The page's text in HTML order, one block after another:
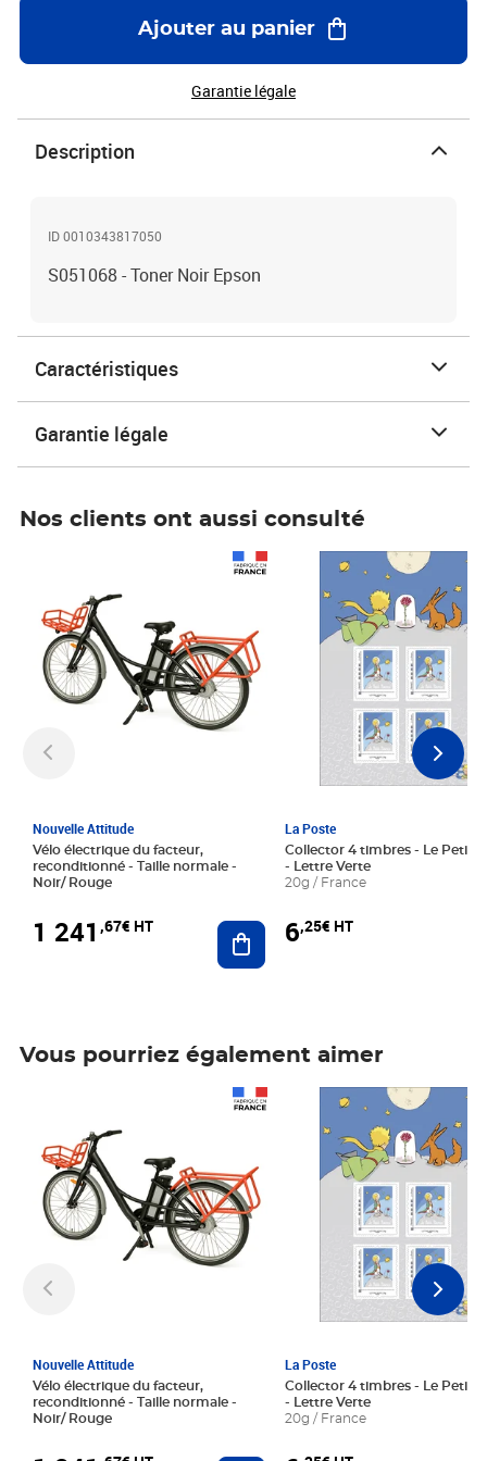
Ajouter au panier
Garantie légale
Description
ID 0010343817050
S051068 - Toner Noir Epson
Caractéristiques
Garantie légale
Nos clients ont aussi consulté
Nouvelle Attitude
Vélo électrique du facteur,
reconditionné - Taille normale -
Noir/ Rouge
1 241 ,67€ HT Ajouter au panier
La Poste
Collector 4 timbres - Le Petit
- Lettre Verte
20g / France
6,25€ HT
Prix 6,25€ HT
Vous pourriez également aimer
Nouvelle Attitude
Vélo électrique du facteur,
reconditionné - Taille normale -
Noir/ Rouge
La Poste
Collector 4 timbres - Le Petit
- Lettre Verte
20g / France
Prix 6,25€ HT